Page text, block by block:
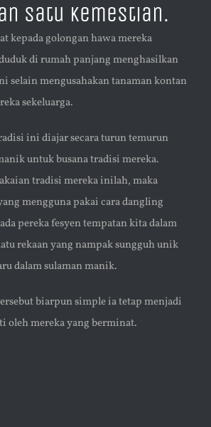
Satu Kemestian.
kepada golongan hawa mereka
di rumah panjang menghasilkan
selain mengusahakan tanaman kontan
sekeluarga.
ini diajar secara turun temurun
untuk busana tradisi mereka.
tradisi mereka inilah, maka
mengguna pakai cara dangling
pereka fesyen tempatan kita dalam
rekaan yang nampak sungguh unik
dalam sulaman manik.
biarpun simple ia tetap menjadi
oleh mereka yang berminat.